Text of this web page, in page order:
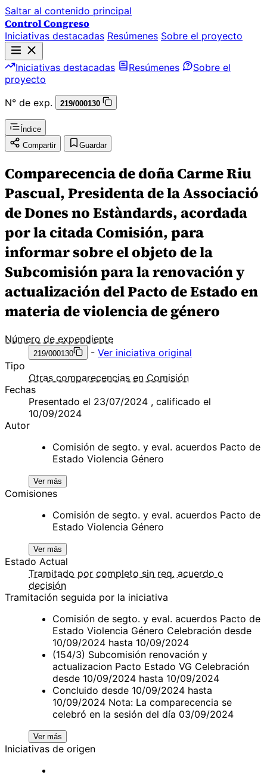
Saltar al contenido principal
Control Congreso
Iniciativas destacadas Resúmenes Sobre el proyecto
Iniciativas destacadas Resúmenes
Sobre el
proyecto
N° de exp.
219/000130
Índice
Compartir
Guardar
Comparecencia de doña Carme Riu
Pascual, Presidenta de la Associació
de Dones no Estàndards, acordada
por la citada Comisión, para
informar sobre el objeto de la
Subcomisión para la renovación y
actualización del Pacto de Estado en
materia de violencia de género
Número de expendiente
219/000130 - Ver iniciativa original
Tipo
Otras comparecencias en Comisión
Fechas
Presentado el 23/07/2024 , calificado el
10/09/2024
Autor
Comisión de segto. y eval. acuerdos Pacto de
Estado Violencia Género
Ver más
Comisiones
Comisión de segto. y eval. acuerdos Pacto de
Estado Violencia Género
Ver más
Estado Actual
Tramitado por completo sin req. acuerdo o
decisión
Tramitación seguida por la iniciativa
Comisión de segto. y eval. acuerdos Pacto de
Estado Violencia Género Celebración desde
10/09/2024 hasta 10/09/2024
(154/3) Subcomisión renovación y
actualizacion Pacto Estado VG Celebración
desde 10/09/2024 hasta 10/09/2024
Concluido desde 10/09/2024 hasta
10/09/2024 Nota: La comparecencia se
celebró en la sesión del día 03/09/2024
Ver más
Iniciativas de origen